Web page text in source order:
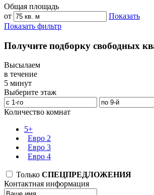
Общая площадь
от
Показать
Показать фильтр
Получите подборку свободных
Высылаем
в течение
5 минут
Выберите этаж
Количество комнат
5+
Евро 2
Евро 3
Евро 4
Только СПЕЦПРЕДЛОЖЕНИЯ
Контактная информация